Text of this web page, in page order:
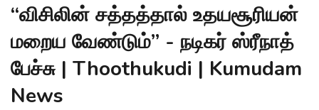
“விசிலின் சத்தத்தால் உதயசூரியன்
மறைய வேண்டும்” - நடிகர் ஸ்ரீநாத்
பேச்சு | Thoothukudi | Kumudam
News